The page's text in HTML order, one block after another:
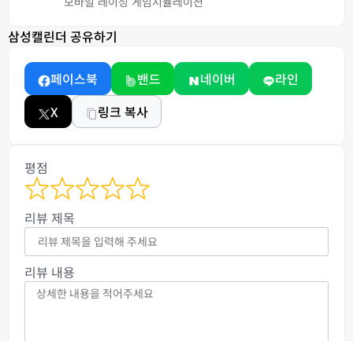
삼성캘린더 공유하기
페이스북 밴드 네이버
라인
X
링크 복사
평점
리뷰 제목
리뷰 내용